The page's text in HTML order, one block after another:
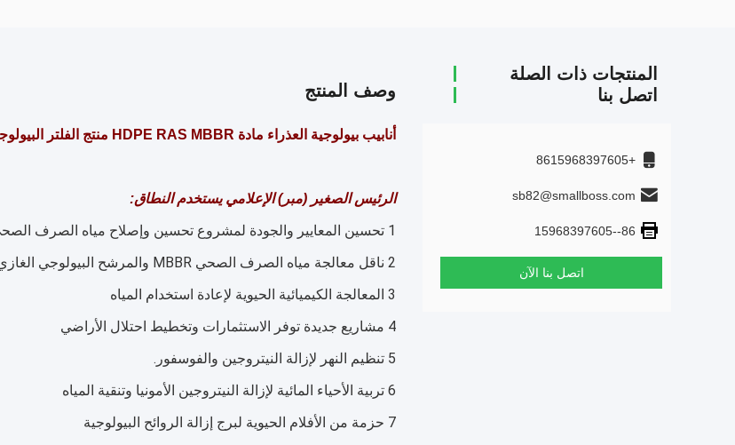
المنتجات ذات الصلة
اتصل بنا
+8615968397605
sb82@smallboss.com
86--15968397605
اتصل بنا الآن
وصف المنتج
أنابيب بيولوجية العذراء مادة HDPE RAS MBBR منتج الفلتر البيولوجي البلاستيكي مع مساحة سطح جيدة حامل MBBR
الرئيس الصغير (مبر) الإعلامي يستخدم النطاق:
1 تحسين المعايير والجودة لمشروع تحسين وإصلاح مياه الصرف الصحي؛
2 ناقل معالجة مياه الصرف الصحي MBBR والمرشح البيولوجي الغازي؛
3 المعالجة الكيميائية الحيوية لإعادة استخدام المياه
4 مشاريع جديدة توفر الاستثمارات وتخطيط احتلال الأراضي
5 تنظيم النهر لإزالة النيتروجين والفوسفور.
6 تربية الأحياء المائية لإزالة النيتروجين الأمونيا وتنقية المياه
7 حزمة من الأفلام الحيوية لبرج إزالة الروائح البيولوجية